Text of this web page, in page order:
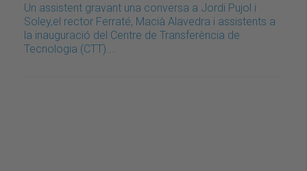
Un assistent gravant una conversa a Jordi Pujol i
Soley,el rector Ferraté, Macià Alavedra i assistents a
la inauguració del Centre de Transferència de
Tecnologia (CTT).…